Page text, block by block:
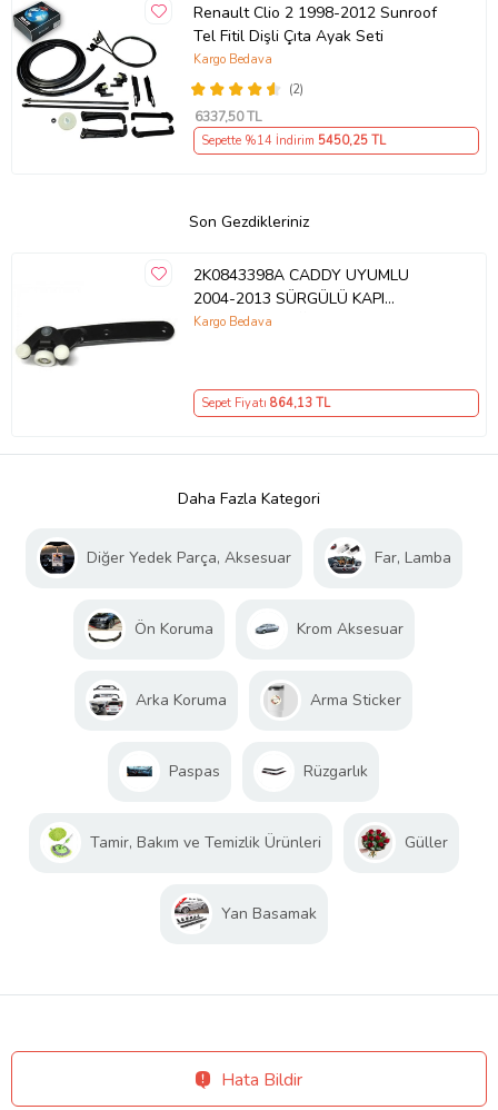
Renault Clio 2 1998-2012 Sunroof
Tel Fitil Dişli Çıta Ayak Seti
(2)
Kargo Bedava
6337,50 TL
Sepette %14 İndirim 5450,25 TL
Son Gezdikleriniz
2K0843398A CADDY UYUMLU
2004-2013 SÜRGÜLÜ KAPI
MAKARASI SAĞ ALT
Kargo Bedava
Sepet Fiyatı 864,13 TL
Daha Fazla Kategori
Diğer Yedek Parça, Aksesuar Far, Lamba
Ön Koruma Krom Aksesuar
Arka Koruma Arma Sticker
Paspas Rüzgarlık
Tamir, Bakım ve Temizlik Ürünleri Güller
Yan Basamak
Hata Bildir